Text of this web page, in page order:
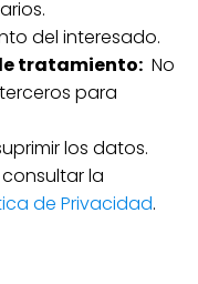
del interesado.
tratamiento: No
para
los datos.
la
de Privacidad.